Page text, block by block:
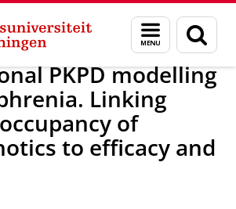
Menu
en
zoeken
Nieuws Nieuwsberichten
PKPD modelling
Linking
of
to efficacy and